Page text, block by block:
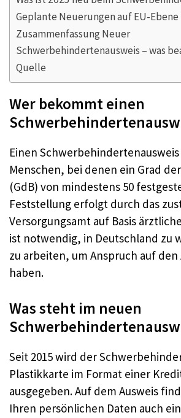
Geplante Neuerungen auf EU-Ebene
Zusammenfassung Neuer
Schwerbehindertenausweis – was
Quelle
Wer bekommt einen
Einen
Menschen, bei denen ein Grad
(GdB) von mindestens 50
Feststellung erfolgt durch das
Versorgungsamt auf Basis
ist notwendig, in Deutschland zu
zu arbeiten, um Anspruch auf den
haben.
Was steht im neuen
Seit 2015 wird der
Plastikkarte im Format einer
ausgegeben. Auf dem Ausweis
Ihren persönlichen Daten auch